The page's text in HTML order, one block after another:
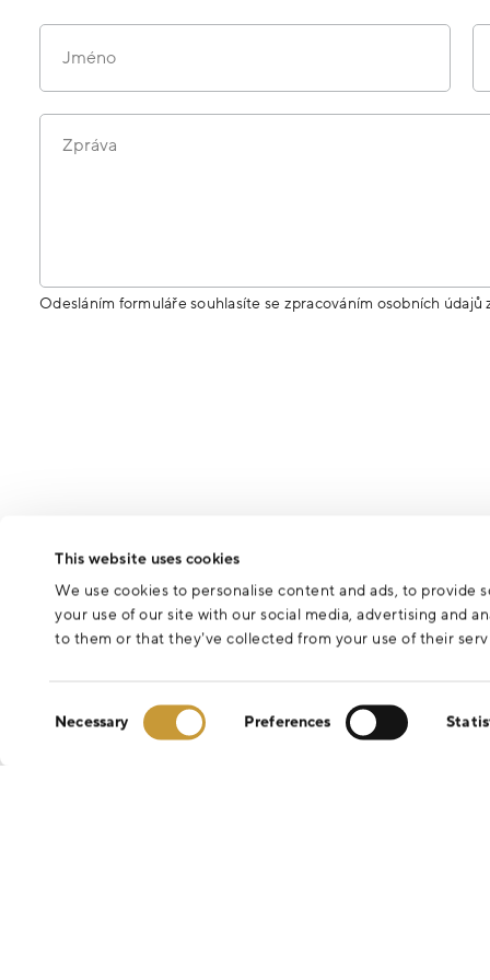
This website uses cookies
We use cookies to personalise content and ads, to provide
your use of our site with our social media, advertising and
to them or that they’ve collected from your use of their
Necessary Preferences
Jméno
Zpráva
Odesláním formuláře souhlasíte se zpracováním osobních údajů